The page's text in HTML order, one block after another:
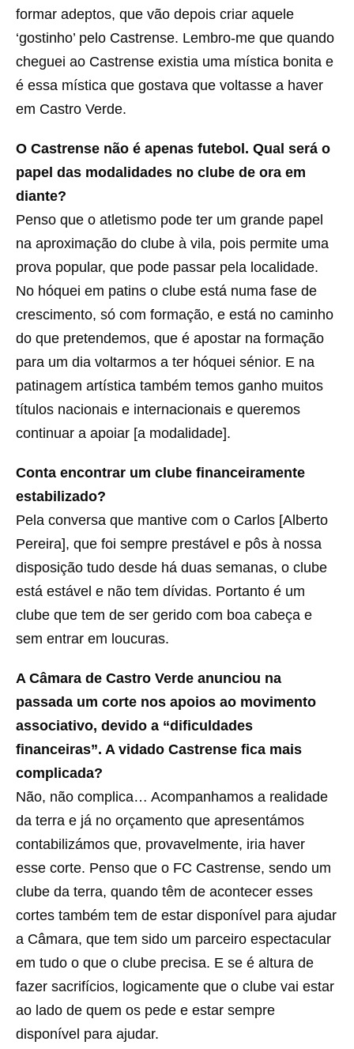
formar adeptos, que vão depois criar aquele
‘gostinho’ pelo Castrense. Lembro-me que quando
cheguei ao Castrense existia uma mística bonita e
é essa mística que gostava que voltasse a haver
em Castro Verde.
O Castrense não é apenas futebol. Qual será o
papel das modalidades no clube de ora em
diante?
Penso que o atletismo pode ter um grande papel
na aproximação do clube à vila, pois permite uma
prova popular, que pode passar pela localidade.
No hóquei em patins o clube está numa fase de
crescimento, só com formação, e está no caminho
do que pretendemos, que é apostar na formação
para um dia voltarmos a ter hóquei sénior. E na
patinagem artística também temos ganho muitos
títulos nacionais e internacionais e queremos
continuar a apoiar [a modalidade].
Conta encontrar um clube financeiramente
estabilizado?
Pela conversa que mantive com o Carlos [Alberto
Pereira], que foi sempre prestável e pôs à nossa
disposição tudo desde há duas semanas, o clube
está estável e não tem dívidas. Portanto é um
clube que tem de ser gerido com boa cabeça e
sem entrar em loucuras.
A Câmara de Castro Verde anunciou na
passada um corte nos apoios ao movimento
associativo, devido a “dificuldades
financeiras”. A vidado Castrense fica mais
complicada?
Não, não complica… Acompanhamos a realidade
da terra e já no orçamento que apresentámos
contabilizámos que, provavelmente, iria haver
esse corte. Penso que o FC Castrense, sendo um
clube da terra, quando têm de acontecer esses
cortes também tem de estar disponível para ajudar
a Câmara, que tem sido um parceiro espectacular
em tudo o que o clube precisa. E se é altura de
fazer sacrifícios, logicamente que o clube vai estar
ao lado de quem os pede e estar sempre
disponível para ajudar.